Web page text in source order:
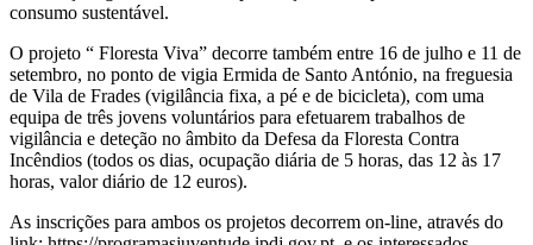
consumo sustentável.
O projeto “ Floresta Viva” decorre também entre 16 de julho e 11 de
setembro, no ponto de vigia Ermida de Santo António, na freguesia
de Vila de Frades (vigilância fixa, a pé e de bicicleta), com uma
equipa de três jovens voluntários para efetuarem trabalhos de
vigilância e deteção no âmbito da Defesa da Floresta Contra
Incêndios (todos os dias, ocupação diária de 5 horas, das 12 às 17
horas, valor diário de 12 euros).
As inscrições para ambos os projetos decorrem on-line, através do